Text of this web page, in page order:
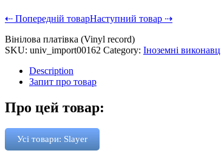
⇠ Попередній товарНаступний товар ⇢
Вінілова платівка (Vinyl record)
SKU: univ_import00162 Category: Іноземні
Description
Запит про товар
Про цей товар:
Усі товари: Slayer